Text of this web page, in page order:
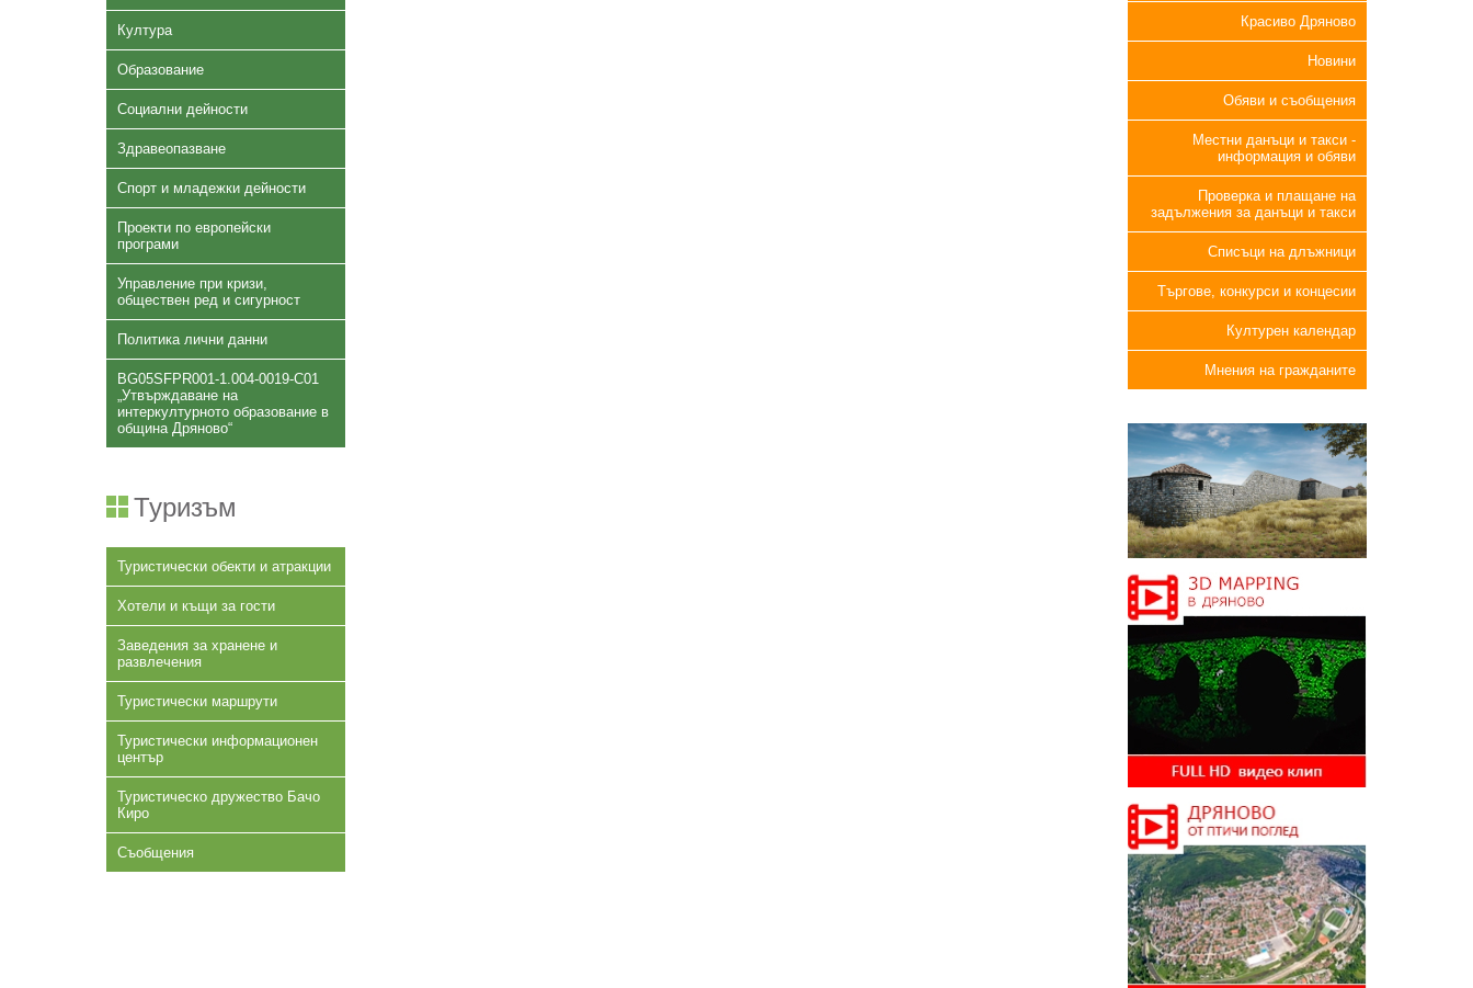
Култура
Образование
Социални дейности
Здравеопазване
Спорт и младежки дейности
Проекти по европейски
програми
Управление при кризи,
обществен ред и сигурност
Политика лични данни
BG05SFPR001-1.004-0019-C01
„Утвърждаване на
интеркултурното образование в
община Дряново“
Туризъм
Туристически обекти и атракции
Хотели и къщи за гости
Заведения за хранене и
развлечения
Туристически маршрути
Туристически информационен
център
Туристическо дружество Бачо
Киро
Съобщения
Красиво Дряново
Новини
Обяви и съобщения
Местни данъци и такси -
информация и обяви
Проверка и плащане на
задължения за данъци и такси
Списъци на длъжници
Търгове, конкурси и концесии
Културен календар
Мнения на гражданите